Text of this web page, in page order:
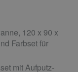
120 x 90 x
Farbset für
mit Aufputz-